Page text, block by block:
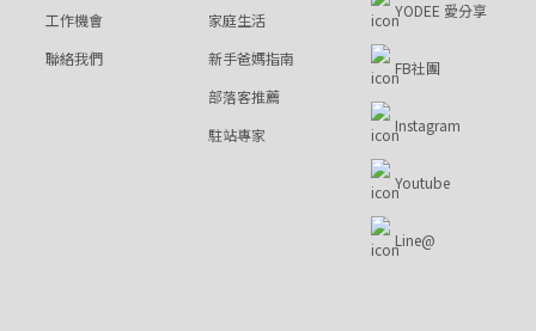
工作機會
聯絡我們
家庭生活
新手爸媽指南
部落客推薦
駐站專家
YODEE 愛分享
FB社團
Instagram
Youtube
Line@